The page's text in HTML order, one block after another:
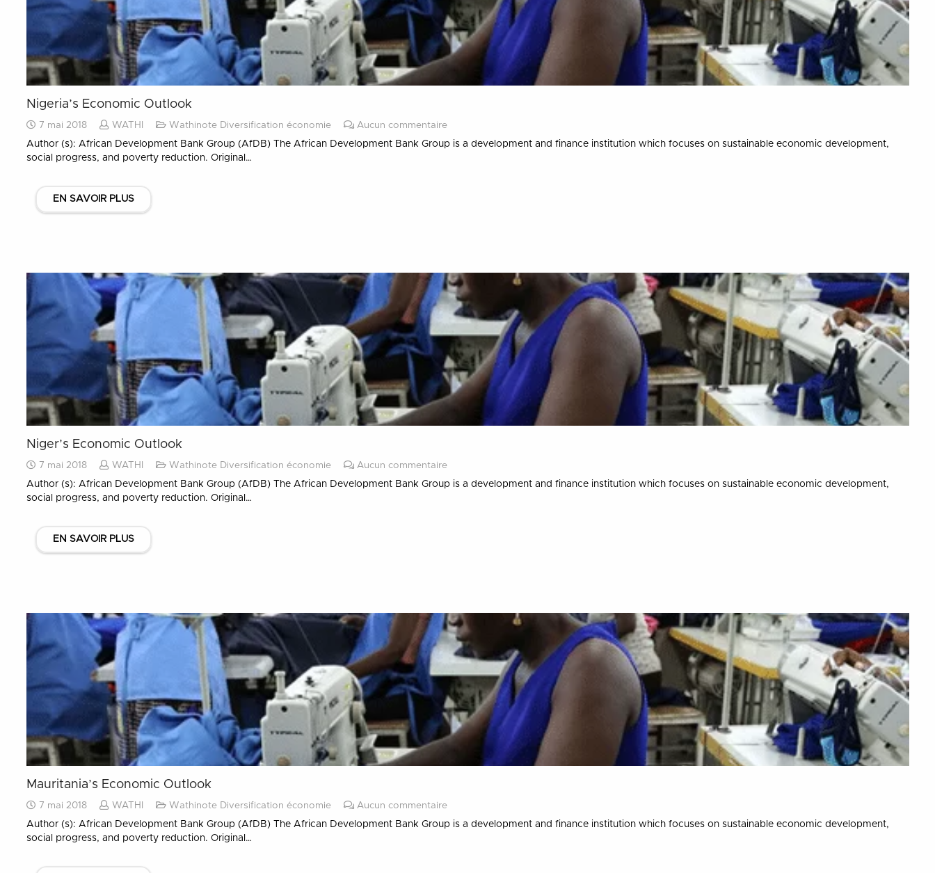
Nigeria’s Economic Outlook
7 mai 2018 WATHI Wathinote Diversification économie
Aucun commentaire
Author (s): African Development Bank Group (AfDB) The African Development Bank Group is a development and finance institution which focuses on sustainable economic development,
social progress, and poverty reduction. Original…
EN SAVOIR PLUS
Niger’s Economic Outlook
7 mai 2018 WATHI Wathinote Diversification économie
Aucun commentaire
Author (s): African Development Bank Group (AfDB) The African Development Bank Group is a development and finance institution which focuses on sustainable economic development,
social progress, and poverty reduction. Original…
EN SAVOIR PLUS
Mauritania’s Economic Outlook
7 mai 2018 WATHI Wathinote Diversification économie
Aucun commentaire
Author (s): African Development Bank Group (AfDB) The African Development Bank Group is a development and finance institution which focuses on sustainable economic development,
social progress, and poverty reduction. Original…